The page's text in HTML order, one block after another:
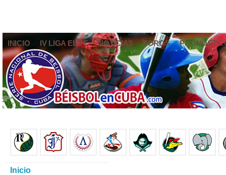
INICIO IV LIGA ELITE NOTICIAS FOROS
Inicio